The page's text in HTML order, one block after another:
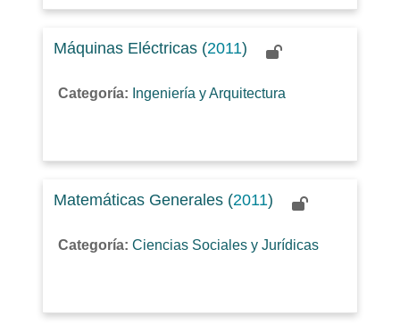
Máquinas Eléctricas (2011)
Categoría: Ingeniería y Arquitectura
Matemáticas Generales (2011)
Categoría: Ciencias Sociales y Jurídicas